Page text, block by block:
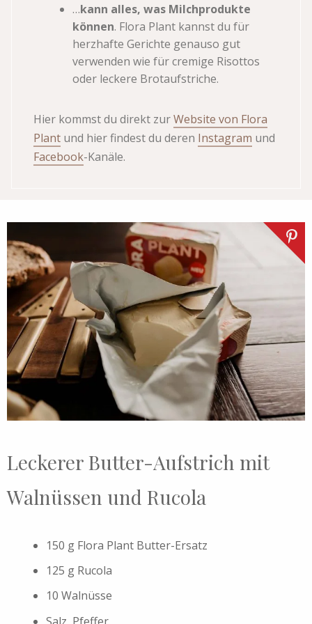
…kann alles, was Milchprodukte
können. Flora Plant kannst du für
herzhafte Gerichte genauso gut
verwenden wie für cremige Risottos
oder leckere Brotaufstriche.
Hier kommst du direkt zurWebsite von Flora
Plant und hier findest du deren Instagram und
Facebook-Kanäle.
Leckerer Butter-Aufstrich mit
Walnüssen und Rucola
150 g Flora Plant Butter-Ersatz
125 g Rucola
10 Walnüsse